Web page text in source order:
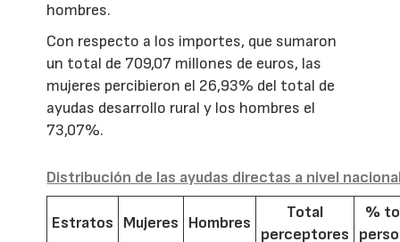
hombres.
Con respecto a los importes, que sumaron
un total de 709,07 millones de euros, las
mujeres percibieron el 26,93% del total de
ayudas desarrollo rural y los hombres el
73,07%.
Distribución de las ayudas directas a nivel
Estratos Mujeres Hombres
Total
perceptores
%